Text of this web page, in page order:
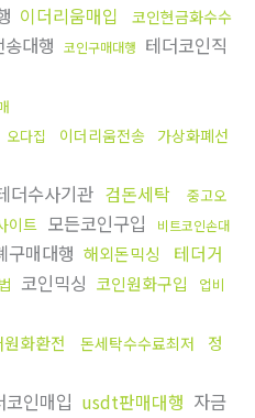
이더리움매입
코인현금화수수
대행 코인구매대행 테더코인직
오다집 이더리움전송
가상화폐선
더수사기관 검돈세탁
중고오
이트 모든코인구입
비트코인손대
구매대행 해외돈믹싱
테더거
코인믹싱 코인원화구입
업비
원화환전 돈세탁수수료최저
정
코인매입 usdt판매대행 자금